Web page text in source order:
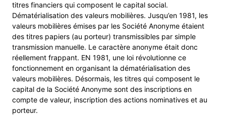
titres financiers qui composent le capital social.
Dématérialisation des valeurs mobilières. Jusqu’en 1981, les
valeurs mobilières émises par les Société Anonyme étaient
des titres papiers (au porteur) transmissibles par simple
transmission manuelle. Le caractère anonyme était donc
réellement frappant. EN 1981, une loi révolutionne ce
fonctionnement en organisant la dématérialisation des
valeurs mobilières. Désormais, les titres qui composent le
capital de la Société Anonyme sont des inscriptions en
compte de valeur, inscription des actions nominatives et au
porteur.